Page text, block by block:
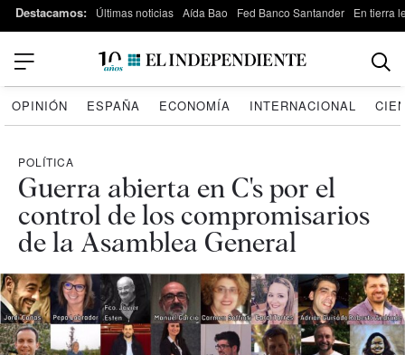
Destacamos: Últimas noticias Aída Bao Fed Banco Santander En tierra
OPINIÓN ESPAÑA ECONOMÍA INTERNACIONAL
POLÍTICA
Guerra abierta en C's por el
control de los compromisarios
de la Asamblea General